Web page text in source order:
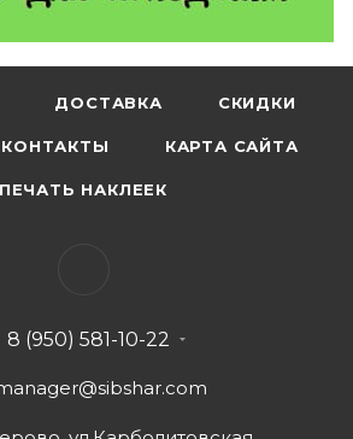
ДОСТАВКА СКИДКИ
КОНТАКТЫ КАРТА САЙТА
ПЕЧАТЬ НАКЛЕЕК
8 (950) 581-10-22